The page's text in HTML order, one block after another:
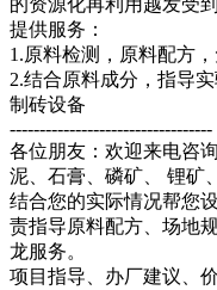
的资源化再利用越发受
提供服务：
1.原料检测，原料配方
2.结合原料成分，指导
制砖设备
----------------------------------
各位朋友：欢迎来电咨
泥、石膏、磷矿、 锂矿
结合您的实际情况帮您
责指导原料配方、场地
龙服务。
项目指导、办厂建议、